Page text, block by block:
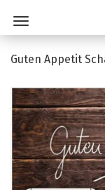
Guten Appetit